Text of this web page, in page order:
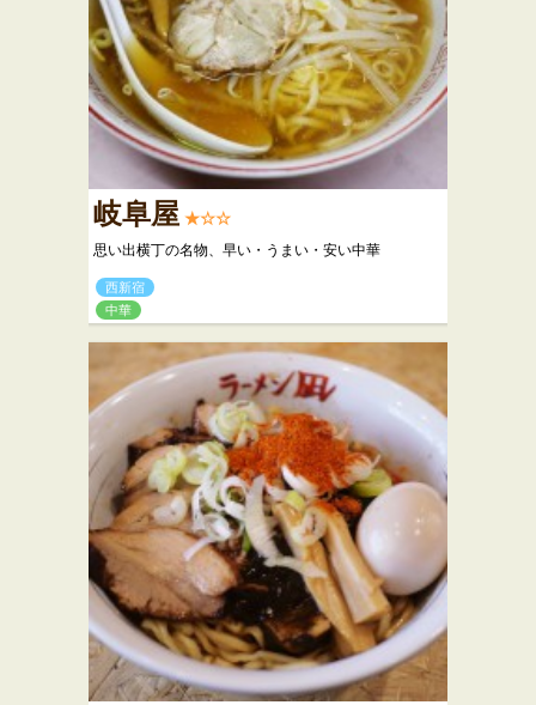
岐阜屋 ★☆☆
思い出横丁の名物、早い・うまい・安い中華
西新宿
中華